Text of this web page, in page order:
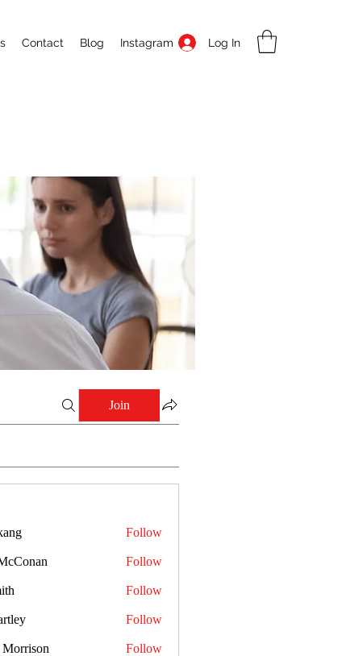
Contact Blog Instagram Log In
Join
Follow
Follow
Follow
Follow
Follow